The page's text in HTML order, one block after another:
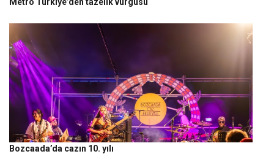
Bozcaada’da cazın 10. yılı